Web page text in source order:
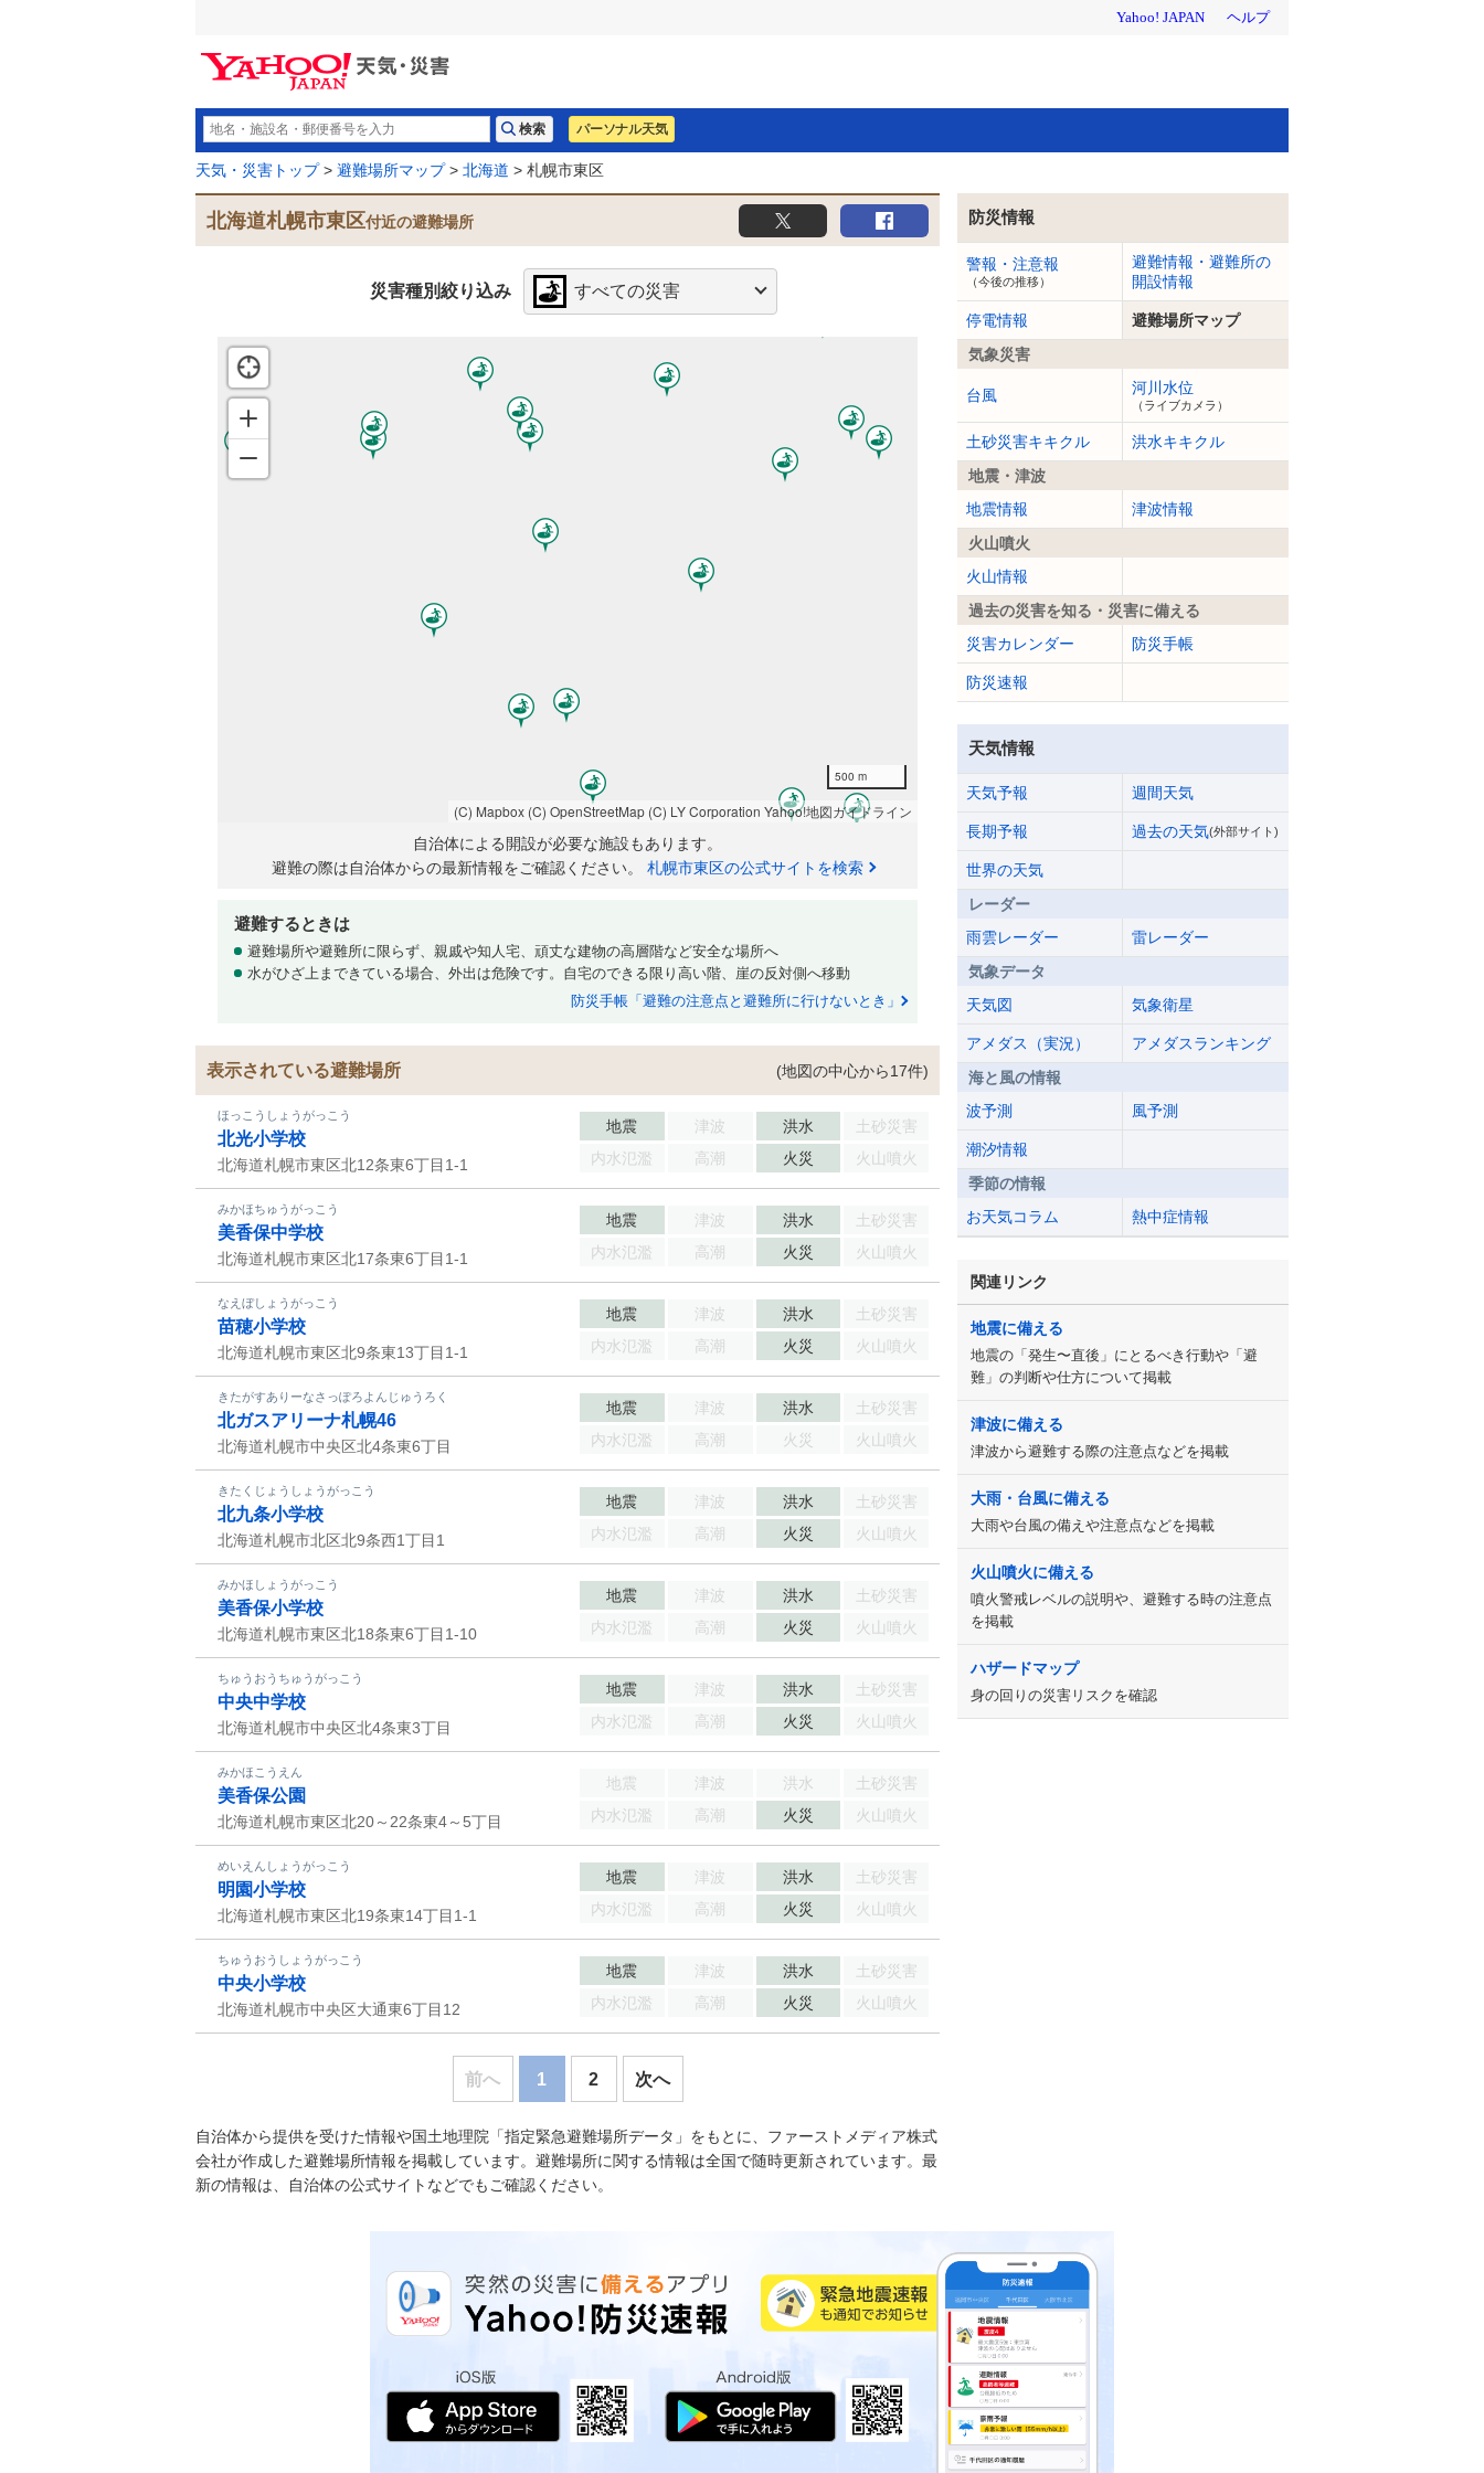
パーソナル天気
天気・災害トップ> 避難場所マップ> 北海道 > 札幌市東区
北海道札幌市東区付近の避難場所
災害種別絞り込み すべての災害
500 m
(C) Mapbox (C) OpenStreetMap (C) LY Corporation Yahoo!地図ガイドライン
自治体による開設が必要な施設もあります。
避難の際は自治体からの最新情報をご確認ください。 札幌市東区の公式サイトを検索
避難するときは
避難場所や避難所に限らず、親戚や知人宅、頑丈な建物の高層階など安全な場所へ
水がひざ上まできている場合、外出は危険です。自宅のできる限り高い階、崖の反対側へ移動
防災手帳「避難の注意点と避難所に行けないとき」
表示されている避難場所 (地図の中心から17件)
ほっこうしょうがっこう
北光小学校
北海道札幌市東区北12条東6丁目1-1
地震 津波 洪水
土砂災害
内水氾濫
高潮 火災 火山噴火
みかほちゅうがっこう
美香保中学校
北海道札幌市東区北17条東6丁目1-1
地震 津波 洪水
土砂災害
内水氾濫
高潮 火災 火山噴火
なえぼしょうがっこう
苗穂小学校
北海道札幌市東区北9条東13丁目1-1
地震 津波 洪水
土砂災害
内水氾濫
高潮 火災 火山噴火
きたがすありーなさっぽろよんじゅうろく
北ガスアリーナ札幌46
北海道札幌市中央区北4条東6丁目
地震 津波 洪水
土砂災害
内水氾濫
高潮 火災 火山噴火
きたくじょうしょうがっこう
北九条小学校
北海道札幌市北区北9条西1丁目1
地震 津波 洪水
土砂災害
内水氾濫
高潮 火災 火山噴火
みかほしょうがっこう
美香保小学校
北海道札幌市東区北18条東6丁目1-10
地震 津波 洪水
土砂災害
内水氾濫
高潮 火災 火山噴火
ちゅうおうちゅうがっこう
中央中学校
北海道札幌市中央区北4条東3丁目
地震 津波 洪水
土砂災害
内水氾濫
高潮 火災 火山噴火
みかほこうえん
美香保公園
北海道札幌市東区北20～22条東4～5丁目
地震 津波 洪水
土砂災害
内水氾濫
高潮 火災 火山噴火
めいえんしょうがっこう
明園小学校
北海道札幌市東区北19条東14丁目1-1
地震 津波 洪水
土砂災害
内水氾濫
高潮 火災 火山噴火
ちゅうおうしょうがっこう
中央小学校
北海道札幌市中央区大通東6丁目12
地震 津波 洪水
土砂災害
内水氾濫
高潮 火災 火山噴火
前へ 1 2 次へ
自治体から提供を受けた情報や国土地理院「指定緊急避難場所データ」をもとに、ファーストメディア株式
会社が作成した避難場所情報を掲載しています。避難場所に関する情報は全国で随時更新されています。最
新の情報は、自治体の公式サイトなどでもご確認ください。
防災情報
警報・注意報
（今後の推移）
避難情報・避難所の
開設情報
停電情報
避難場所マップ
気象災害
台風 河川水位
（ライブカメラ）
土砂災害キキクル
洪水キキクル
地震・津波
地震情報
津波情報
火山噴火
火山情報
過去の災害を知る・災害に備える
災害カレンダー
防災手帳
防災速報
天気情報
天気予報 週間天気
長期予報 過去の天気(外部サイト)
世界の天気
レーダー
雨雲レーダー
雷レーダー
気象データ
天気図
気象衛星
アメダス（実況）
アメダスランキング
海と風の情報
波予測
風予測
潮汐情報
季節の情報
お天気コラム
熱中症情報
関連リンク
地震に備える
地震の「発生〜直後」にとるべき行動や「避
難」の判断や仕方について掲載
津波に備える
津波から避難する際の注意点などを掲載
大雨・台風に備える
大雨や台風の備えや注意点などを掲載
火山噴火に備える
噴火警戒レベルの説明や、避難する時の注意点
を掲載
ハザードマップ
身の回りの災害リスクを確認